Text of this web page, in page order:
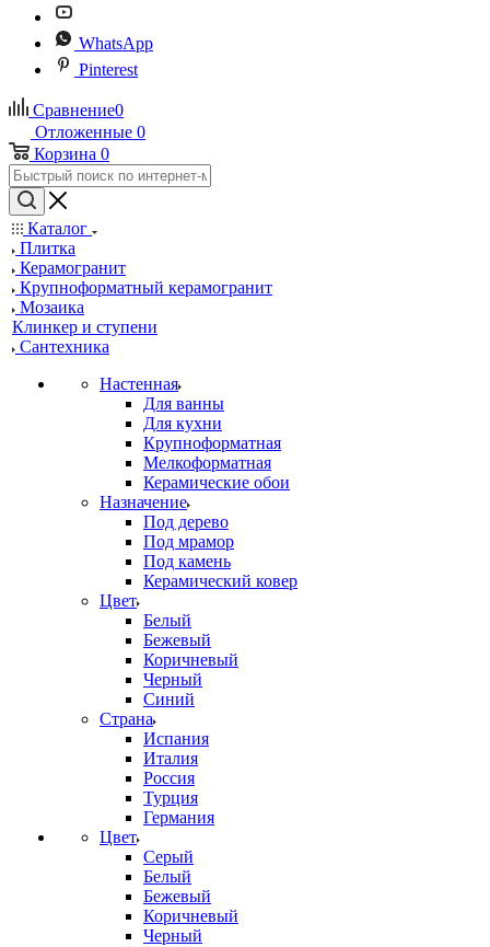
WhatsApp
Pinterest
Сравнение0
Отложенные 0
Корзина 0
Каталог
Плитка
Керамогранит
Крупноформатный керамогранит
Мозаика
Клинкер и ступени
Сантехника
Настенная
Для ванны
Для кухни
Крупноформатная
Мелкоформатная
Керамические обои
Назначение
Под дерево
Под мрамор
Под камень
Керамический ковер
Цвет
Белый
Бежевый
Коричневый
Черный
Синий
Страна
Испания
Италия
Россия
Турция
Германия
Цвет
Серый
Белый
Бежевый
Коричневый
Черный